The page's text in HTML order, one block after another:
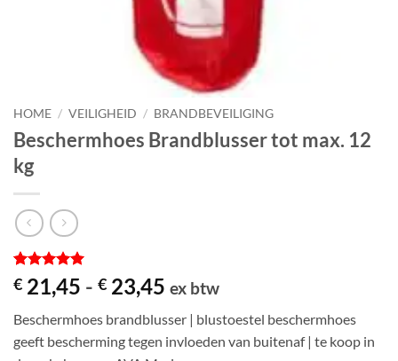
HOME / VEILIGHEID / BRANDBEVEILIGING
Beschermhoes Brandblusser tot max. 12
kg
Gewaardeerd
5op 5
op
1
klantbeoordeling
€ 21,45 - € 23,45 Prijsklasse:
tot
€ 23,45
ex btw
Beschermhoes brandblusser | blustoestel beschermhoes
geeft bescherming tegen invloeden van buitenaf | te koop in